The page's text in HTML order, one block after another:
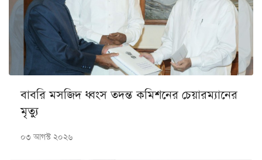
বাবরি মসজিদ ধ্বংস তদন্ত কমিশনের চেয়ারম্যানের
মৃত্যু
০৩ আগস্ট ২০২৬